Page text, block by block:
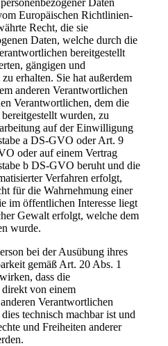
Daten
Europäischen Richtlinien-
Recht, die sie
Daten, welche durch die
bereitgestellt
gängigen und
erhalten. Sie hat außerdem
anderen Verantwortlichen
Verantwortlichen, dem die
wurden, zu
auf der Einwilligung
a DS-GVO oder Art. 9
oder auf einem Vertrag
b DS-GVO beruht und die
Verfahren erfolgt,
für die Wahrnehmung einer
im öffentlichen Interesse liegt
Gewalt erfolgt, welche dem
wurde.
bei der Ausübung ihres
gemäß Art. 20 Abs. 1
dass die
direkt von einem
Verantwortlichen
technisch machbar ist und
und Freiheiten anderer